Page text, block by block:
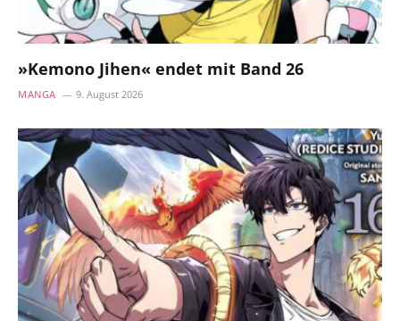
»Kemono Jihen« endet mit Band 26
MANGA 9. August 2026